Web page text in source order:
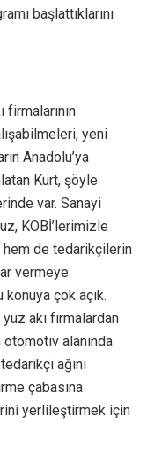
başlattıklarını
firmalarının
yeni
Anadolu’ya
Kurt, şöyle
var. Sanayi
KOBİ’lerimizle
de tedarikçilerin
vermeye
konuya çok açık.
akı firmalardan
alanında
ağını
çabasına
yerlileştirmek için